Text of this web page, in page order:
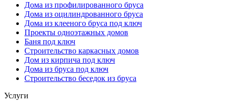
Дома из профилированного бруса
Дома из оцилиндрованного бруса
Дома из клееного бруса под ключ
Проекты одноэтажных домов
Баня под ключ
Строительство каркасных домов
Дом из кирпича под ключ
Дома из бруса под ключ
Строительство беседок из бруса
Услуги